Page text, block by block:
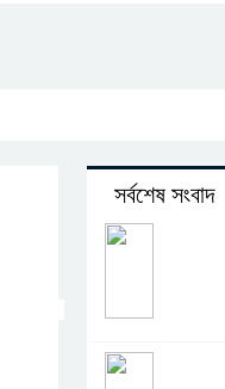
সর্বশেষ সংবাদ